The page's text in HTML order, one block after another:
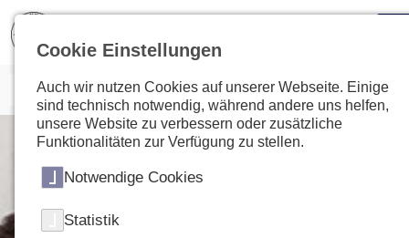
Cookie Einstellungen
Auch wir nutzen Cookies auf unserer Webseite. Einige
sind technisch notwendig, während andere uns helfen,
unsere Website zu verbessern oder zusätzliche
Funktionalitäten zur Verfügung zu stellen.
Notwendige Cookies
Statistik